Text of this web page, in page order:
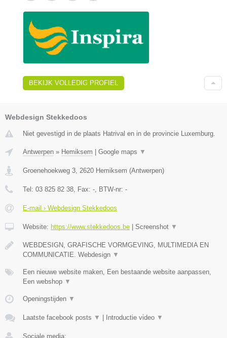
BEKIJK VOLLEDIG PROFIEL
Webdesign Stekkedoos
Niet gevestigd in de plaats Hatrival en in de provincie Luxemburg.
Antwerpen » Hemiksem Google maps ▼
Groenehoekweg 3, 2620 Hemiksem (Antwerpen)
Tel: 03 825 82 38, Fax: -, BTW-nr: -
E-mail › Webdesign Stekkedoos
Website: https://www.stekkedoos.be Screenshot ▼
WEBDESIGN, GRAFISCHE VORMGEVING, MULTIMEDIA EN
COMMUNICATIE. Webdesign ▼
Een nieuwe website maken, Een bestaande website aanpassen,
Een webshop ▼
Openingstijden ▼
Laatste facebook posts ▼ Introductie video ▼
Sociale media: